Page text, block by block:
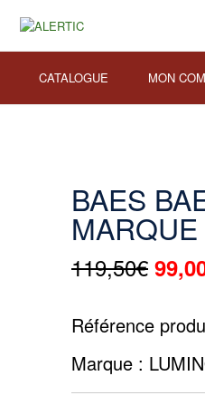
CATALOGUE MON
BAES
119,50€
Référence
Marque :